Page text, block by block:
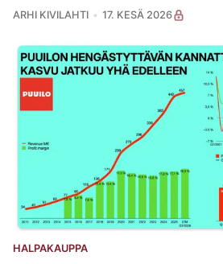
ARHI KIVILAHTI 17. KESÄ 2026
HALPAKAUPPA